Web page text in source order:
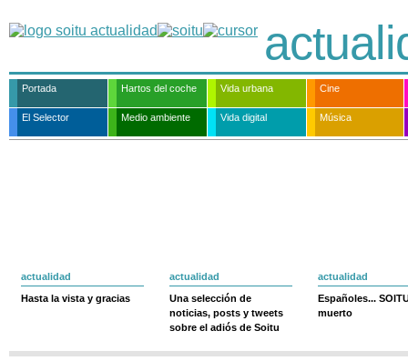
Portada Hartos del coche Vida urbana Cine
El Selector Medio ambiente Vida digital Música
actualidad
Hasta la vista y gracias
actualidad
Una selección de
noticias, posts y tweets
sobre el adiós de Soitu
actualidad
Españoles...
muerto